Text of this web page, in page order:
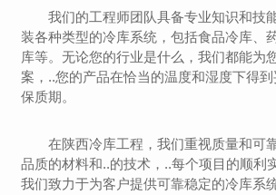
我们的工程师团队具备专业知识和技
装各种类型的冷库系统，包括食品冷库、
库等。无论您的行业是什么，我们都能为
案，..您的产品在恰当的温度和湿度下得
保质期。
在陕西冷库工程，我们重视质量和可
品质的材料和..的技术，..每个项目的顺利
我们致力于为客户提供可靠稳定的冷库系